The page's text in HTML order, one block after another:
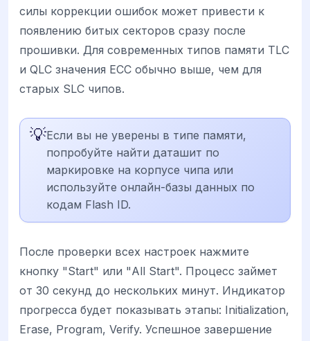
силы коррекции ошибок может привести к
появлению битых секторов сразу после
прошивки. Для современных типов памяти TLC
и QLC значения ECC обычно выше, чем для
старых SLC чипов.
💡Если вы не уверены в типе памяти,
попробуйте найти даташит по
маркировке на корпусе чипа или
используйте онлайн-базы данных по
кодам Flash ID.
После проверки всех настроек нажмите
кнопку "Start" или "All Start". Процесс займет
от 30 секунд до нескольких минут. Индикатор
прогресса будет показывать этапы: Initialization,
Erase, Program, Verify. Успешное завершение